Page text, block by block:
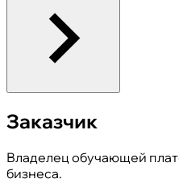
Заказчик
Владелец обучающей
бизнеса.